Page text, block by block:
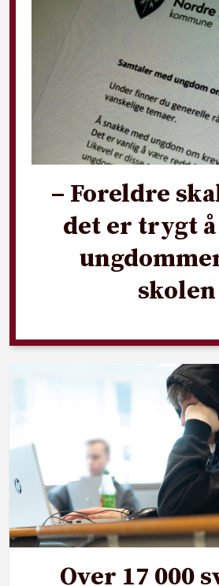
– Foreldre
det er trygt å
skolen
Over 17 000